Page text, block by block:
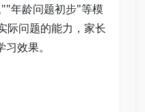
年龄问题初步"等模
际问题的能力，家长
习效果。